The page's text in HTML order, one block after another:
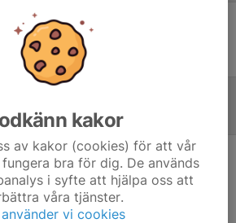
Ingen uppställning ifylld
Inget referat skrivet
kakor
av kakor (cookies) för att vår
bra för dig. De används
i syfte att hjälpa oss att
våra tjänster.
använder vi cookies